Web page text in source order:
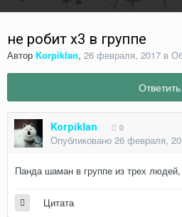
не робит х3 в группе
Автор Korpiklan, 26 февраля, 2017 в
Ответить
Korpiklan 0
Опубликовано 26 февраля,
Панда шаман в группе из трех
Цитата